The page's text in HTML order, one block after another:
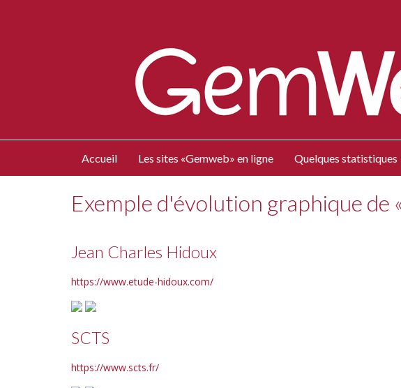
Accueil Les sites «Gemweb» en ligne Quelques statistiques
Exemple d'évolution graphique de
Jean Charles Hidoux
https://www.etude-hidoux.com/
SCTS
https://www.scts.fr/